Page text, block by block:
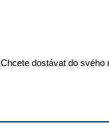
Chcete dostávat do